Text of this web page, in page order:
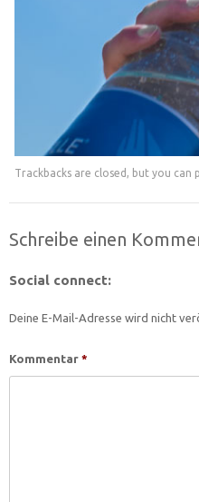
Trackbacks are closed, but you can
Schreibe einen
Social connect:
Deine E-Mail-Adresse wird nicht
Kommentar *